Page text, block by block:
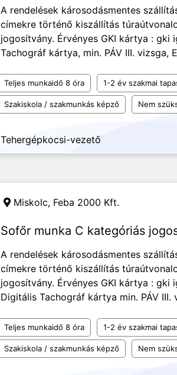
A rendelések károsodásmentes
címekre történő kiszállítás
jogosítvány. Érvényes GKI kártya :
Tachográf kártya, min. PÁV III. vizsga,
Teljes munkaidő 8 óra 1-2 év szakmai
Szakiskola / szakmunkás képző Nem
Tehergépkocsi-vezető
Miskolc, Feba 2000 Kft.
Sofőr munka C kategóriás
A rendelések károsodásmentes
címekre történő kiszállítás
jogosítvány. Érvényes GKI kártya : gki
Digitális Tachográf kártya min. PÁV
Teljes munkaidő 8 óra 1-2 év szakmai
Szakiskola / szakmunkás képző Nem